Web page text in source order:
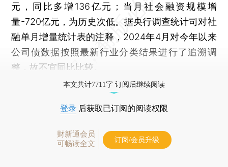
元，同比多增136亿元；当月社会融资规模增
量-720亿元，为历史次低。据央行调查统计司对社
融单月增量统计表的注释，2024年4月对今年以来
公司债数据按照最新行业分类结果进行了追溯调
整，故不宜同比比较。
本文共计7711字 订阅后继续阅读
登录 后获取已订阅的阅读权限
财新通会员
可畅读全文
订阅/会员升级